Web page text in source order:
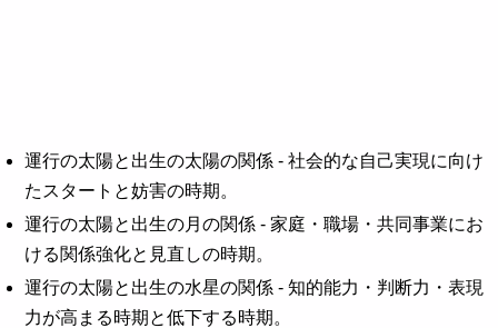
運行の太陽と出生の太陽の関係 - 社会的な自己実現に向け
たスタートと妨害の時期。
運行の太陽と出生の月の関係 - 家庭・職場・共同事業にお
ける関係強化と見直しの時期。
運行の太陽と出生の水星の関係 - 知的能力・判断力・表現
力が高まる時期と低下する時期。